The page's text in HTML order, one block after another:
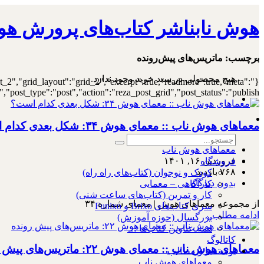
هوش نابناشر کتاب‌های پرورش
۰
هیچ محصولی در سبد خرید وجود ندارد.
فروشگاه
کودک و نوجوان (کتاب‌های راه راه)
کارآگاهی – معمایی
کار و تمرین (کتاب‌های ساعت شنی)
سری کتاب‌های Brixo و Funixo
بزرگسال (حوزه آموزش)
همه عناوین کتاب‌ها …
کاتالوگ
نوشته‌ها و مطالب
معماهای هوش ناب
برچسب: ماتریس‌های پیش‌رونده
معماهای هوش ناب :: معمای هوش ۳۴: شکل بعدی کدام است؟
معماهای هوش ناب
فروردین ۱۶, ۱۴۰۱
۷۶۸ بازدید
بدون دیدگاه
از مجموعه معماهای هوش | معمای شماره ۳۴
ادامه مطلب...
معماهای هوش ناب :: معمای هوش ۲۲: ماتریس‌های پیش رونده